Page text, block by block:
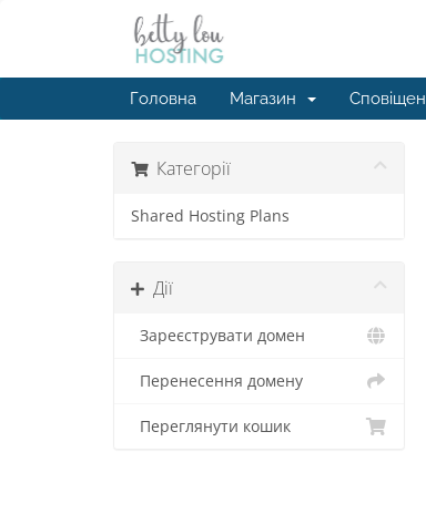
Головна Магазин
Категорії
Shared Hosting Plans
Дії
Зареєструвати домен
Перенесення домену
Переглянути кошик